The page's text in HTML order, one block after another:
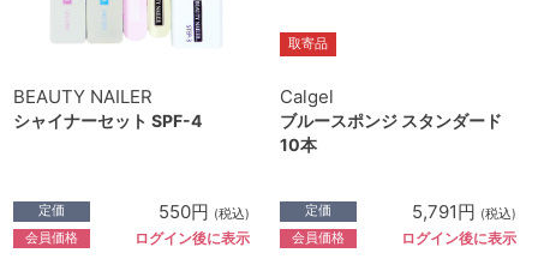
BEAUTY NAILER
シャイナーセット SPF-4
定価 550円 (税込)
会員価格 ログイン後に表示
取寄品
Calgel
ブルースポンジ スタンダード
10本
定価 5,791円 (税込)
会員価格 ログイン後に表示